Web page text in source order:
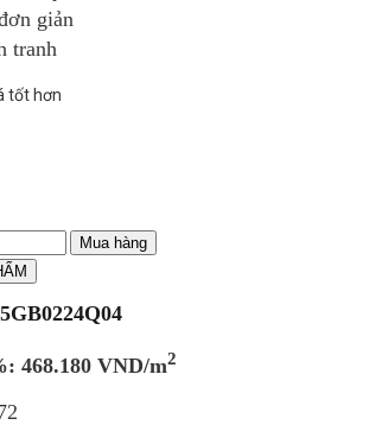
toán đơn giản
tranh
tốt hơn
Mua hàng
468.180 VND/m2